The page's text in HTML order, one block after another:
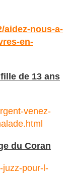
aidez-nous-a-
en-
de 13 ans
venez-
du Coran
juzz-pour-l-